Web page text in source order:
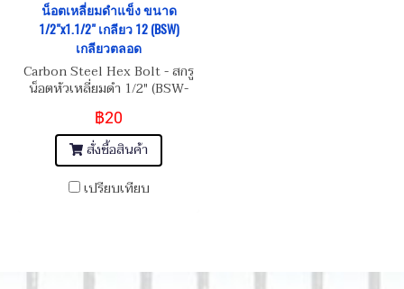
น็อตเหลี่ยมดำแข็ง ขนาด
1/2"x1.1/2" เกลียว 12 (BSW)
เกลียวตลอด
Carbon Steel Hex Bolt - สกรู
น็อตหัวเหลี่ยมดำ 1/2" (BSW-
12) เกรดความแข็ง 8.8
฿20
สั่งซื้อสินค้า
เปรียบเทียบ